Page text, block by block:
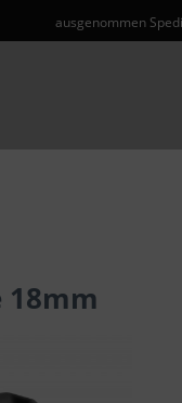
Speditionsartikel und
18mm